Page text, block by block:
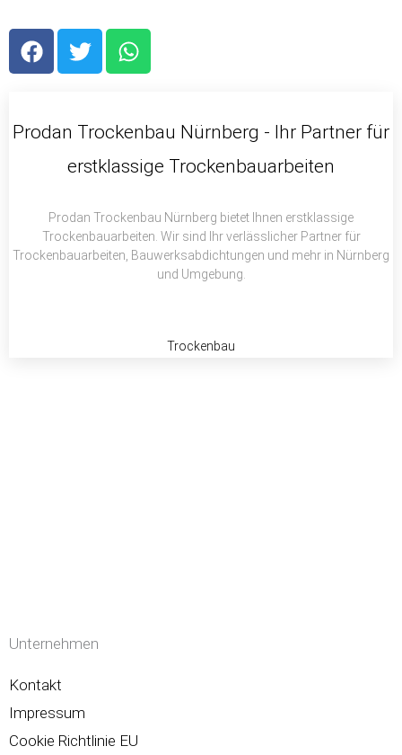
F
a
b
T
w
t
r
W
h
s
p
Prodan Trockenbau Nürnberg - Ihr Partner für
erstklassige Trockenbauarbeiten
Prodan Trockenbau Nürnberg bietet Ihnen erstklassige
Trockenbauarbeiten. Wir sind Ihr verlässlicher Partner für
Trockenbauarbeiten, Bauwerksabdichtungen und mehr in Nürnberg
und Umgebung.
Trockenbau
Unternehmen
Kontakt
Impressum
Cookie Richtlinie EU